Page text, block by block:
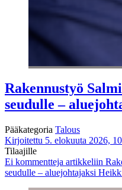
Rakennustyö
seudulle –
Pääkategoria Talous
Kirjoitettu 5. elokuuta 2026,
Tilaajille
Ei kommentteja artikkeliin
seudulle – aluejohtajaksi